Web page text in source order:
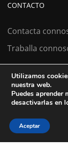
CONTACTO
Contacta
Traballa
Colexio La
Aviso Legal
Política de
Utilizamos
nuestra web.
Puedes aprender
desactivarlas en
Aceptar